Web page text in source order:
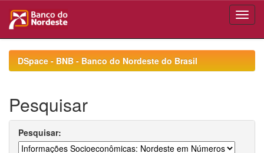
navigationDSpace - BNB - Banco do Nordeste do Brasil
Pesquisar
Pesquisar: